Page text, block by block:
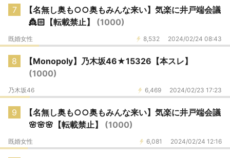
7
【名無し奥も○○奥もみんな来い】気楽に井戸端会議
👸🏻【転載禁止】 (1000)
8,532 2024/02/24 08:43
既婚女性
8
【Monopoly】乃木坂46★15326【本スレ】
(1000)
6,469 2024/02/23 17:23
乃木坂46
9
【名無し奥も○○奥もみんな来い】気楽に井戸端会議
🌸🌸🌸【転載禁止】 (1000)
6,081 2024/02/24 12:16
既婚女性